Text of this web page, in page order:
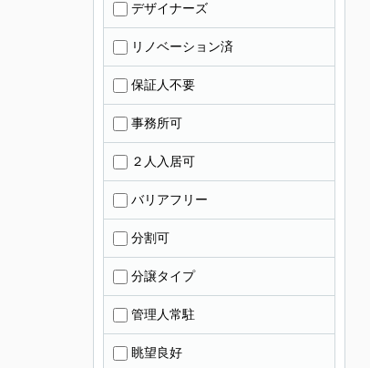
デザイナーズ
リノベーション済
保証人不要
事務所可
２人入居可
バリアフリー
分割可
分譲タイプ
管理人常駐
眺望良好